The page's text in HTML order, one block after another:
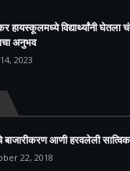
हायस्कूलमध्ये विद्यार्थ्यांनी घेतला
अनुभव
2023
बाजारीकरण आणी हरवलेली
22, 2018